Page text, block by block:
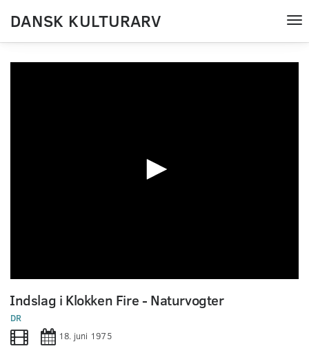
DANSK KULTURARV
seconds
of
0
seconds
Indslag i Klokken Fire - Naturvogter
DR
18. juni 1975